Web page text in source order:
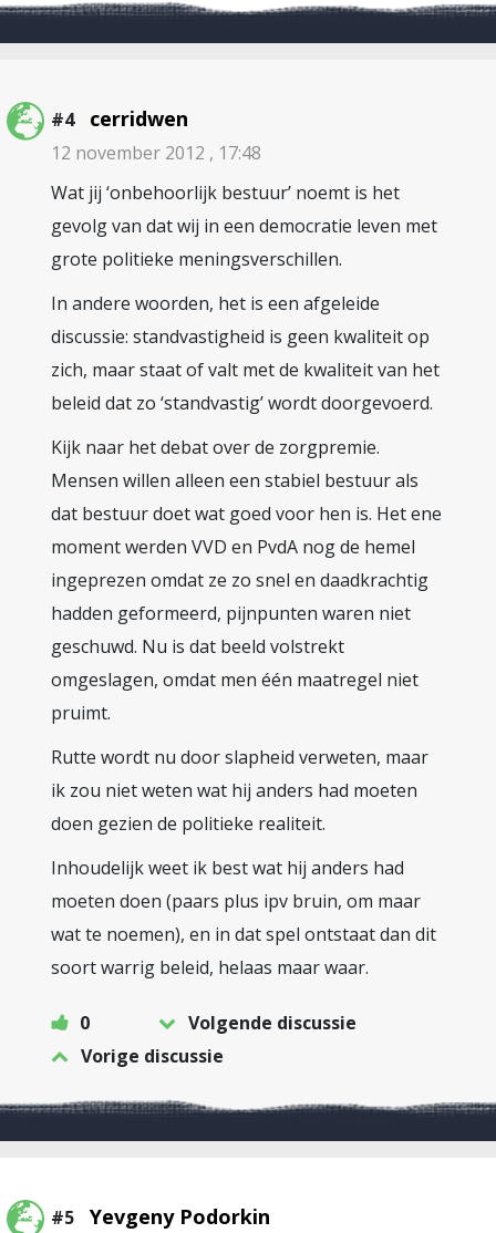
#4 cerridwen
12 november 2012 , 17:48
Wat jij ‘onbehoorlijk bestuur’ noemt is het
gevolg van dat wij in een democratie leven met
grote politieke meningsverschillen.
In andere woorden, het is een afgeleide
discussie: standvastigheid is geen kwaliteit op
zich, maar staat of valt met de kwaliteit van het
beleid dat zo ‘standvastig’ wordt doorgevoerd.
Kijk naar het debat over de zorgpremie.
Mensen willen alleen een stabiel bestuur als
dat bestuur doet wat goed voor hen is. Het ene
moment werden VVD en PvdA nog de hemel
ingeprezen omdat ze zo snel en daadkrachtig
hadden geformeerd, pijnpunten waren niet
geschuwd. Nu is dat beeld volstrekt
omgeslagen, omdat men één maatregel niet
pruimt.
Rutte wordt nu door slapheid verweten, maar
ik zou niet weten wat hij anders had moeten
doen gezien de politieke realiteit.
Inhoudelijk weet ik best wat hij anders had
moeten doen (paars plus ipv bruin, om maar
wat te noemen), en in dat spel ontstaat dan dit
soort warrig beleid, helaas maar waar.
0
Volgende discussie
Vorige discussie
#5 Yevgeny Podorkin